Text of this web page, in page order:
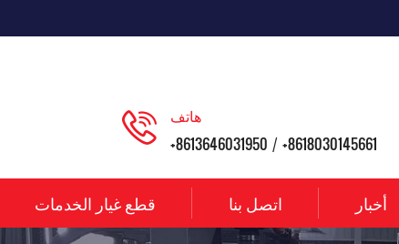
هاتف
+8613646031950 / +8618030145661
قطع غيار الخدمات اتصل بنا أخبار